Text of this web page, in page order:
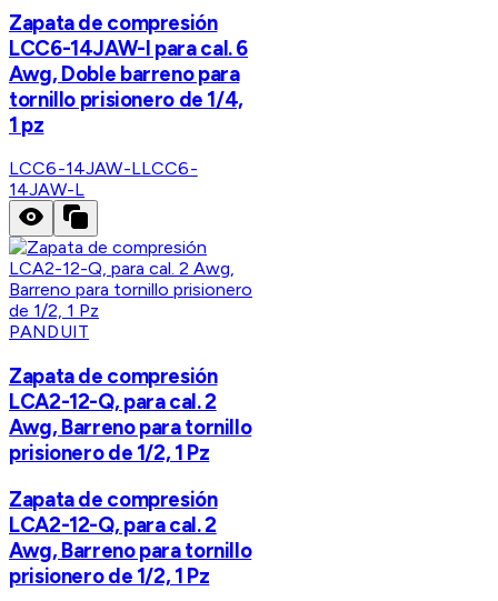
Zapata de compresión
LCC6-14JAW-l para cal. 6
Awg, Doble barreno para
tornillo prisionero de 1/4,
1 pz
LCC6-14JAW-LLCC6-
14JAW-L
PANDUIT
Zapata de compresión
LCA2-12-Q, para cal. 2
Awg, Barreno para tornillo
prisionero de 1/2, 1 Pz
Zapata de compresión
LCA2-12-Q, para cal. 2
Awg, Barreno para tornillo
prisionero de 1/2, 1 Pz